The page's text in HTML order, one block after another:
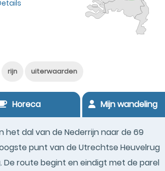
rijn uiterwaarden
Horeca Mijn wandeling
het dal van de Nederrijn naar de 69
punt van de Utrechtse Heuvelrug
De route begint en eindigt met de parel